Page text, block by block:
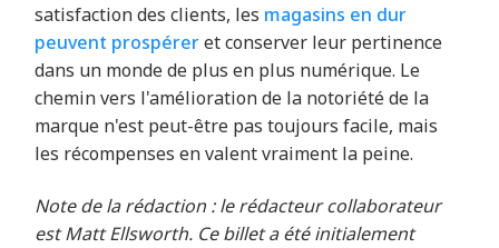
satisfaction des clients, les magasins en dur
peuvent prospéreret conserver leur pertinence
dans un monde de plus en plus numérique. Le
chemin vers l'amélioration de la notoriété de la
marque n'est peut-être pas toujours facile, mais
les récompenses en valent vraiment la peine.
Note de la rédaction : le rédacteur collaborateur
est Matt Ellsworth. Ce billet a été initialement